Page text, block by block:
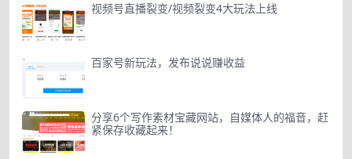
视频号直播裂变/视频裂变4大玩法上线
百家号新玩法，发布说说赚收益
分享6个写作素材宝藏网站，自媒体人的福音，赶
紧保存收藏起来！